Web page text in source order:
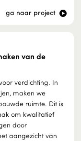
ga naar project
van de
verdichting. In
maken we
ruimte. Dit is
om kwalitatief
door
aangezicht van